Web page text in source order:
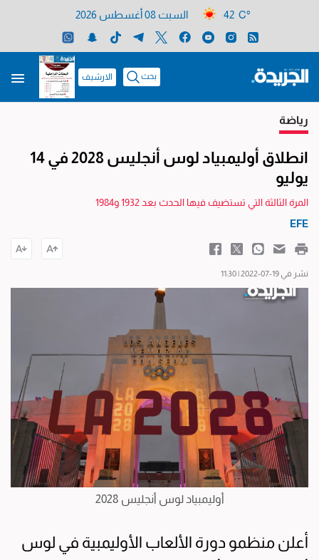
42 C° السبت 08 أغسطس 2026
بحث الارشيف
رياضة
انطلاق أوليمبياد لوس أنجليس 2028 في 14
يوليو
المرة الثالثة التي تستضيف فيها الحدث بعد 1932 و1984
EFE
نشر في 19-07-2022 | 11:30
أوليمبياد لوس أنجليس 2028
أعلن منظمو دورة الألعاب الأوليمبية في لوس